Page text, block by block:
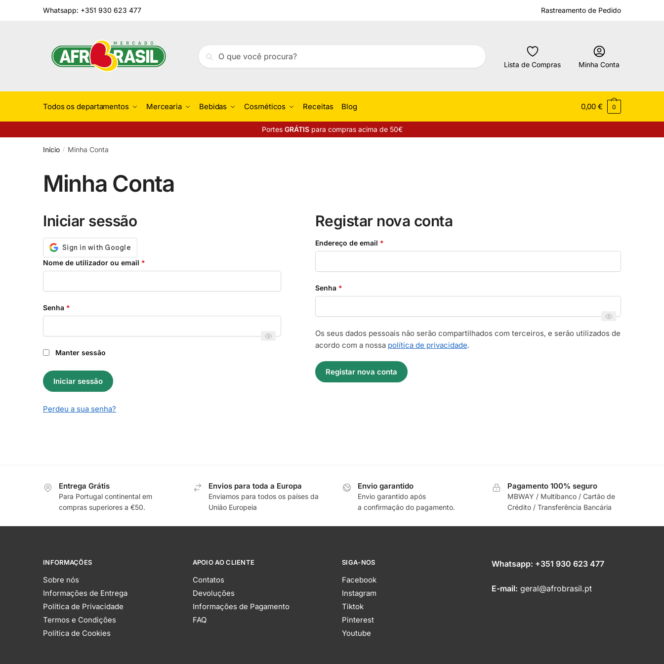
Whatsapp: +351 930 623 477 Rastreamento de Pedido
Pesquisar
por:
Pesquisa
Lista de Compras Minha Conta
Todos os departamentos Mercearia Bebidas Cosméticos Receitas Blog 0,00€ 0
Portes GRÁTISpara compras acima de 50€
Início / Minha Conta
Minha Conta
Iniciar sessão
Nome de utilizador ou email *
Senha *
Manter sessão
Iniciar sessão
Perdeu a sua senha?
Registar nova conta
Endereço de email *Obrigatório
Senha *Obrigatório
Os seus dados pessoais não serão compartilhados com terceiros, e serão utilizados de
acordo com a nossa política de privacidade.
Registar nova conta
Entrega Grátis
Para Portugal continental em
compras superiores a €50.
Envios para toda a Europa
Enviamos para todos os países da
União Europeia
Envio garantido
Envio garantido após
a confirmação do pagamento.
Pagamento 100% seguro
MBWAY / Multibanco / Cartão de
Crédito / Transferência Bancária
INFORMAÇÕES
Sobre nós
Informações de Entrega
Política de Privacidade
Termos e Condições
Política de Cookies
APOIO AO CLIENTE
Contatos
Devoluções
Informações de Pagamento
FAQ
SIGA-NOS
Facebook
Instagram
Tiktok
Pinterest
Youtube
Whatsapp: +351 930 623 477
E-mail: geral@afrobrasil.pt